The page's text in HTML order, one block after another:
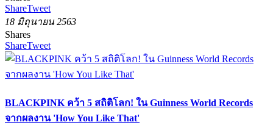
ShareTweet
18 มิถุนายน 2563
Shares
ShareTweet
BLACKPINK คว้า 5 สถิติโลก! ใน Guinness World Records
จากผลงาน 'How You Like That'